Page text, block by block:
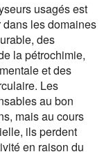
usagés est
les domaines
des
la pétrochimie,
et des
Les
au bon
mais au cours
ils perdent
en raison du